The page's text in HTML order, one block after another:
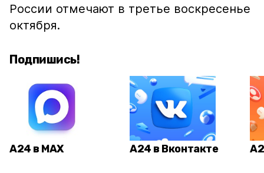
России отмечают в третье воскресенье
октября.
Подпишись!
А24 в MAX А24 в Вконтакте